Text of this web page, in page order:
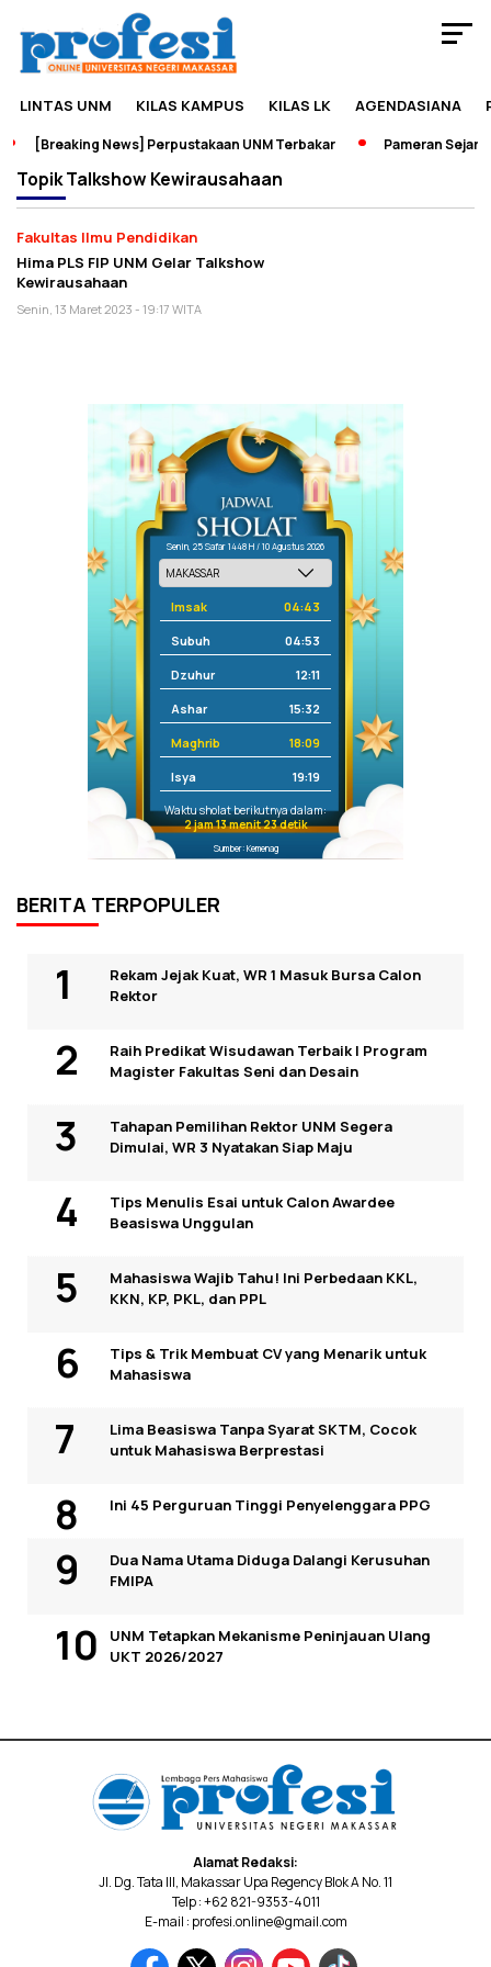
LINTAS UNM KILAS KAMPUS KILAS LK AGENDASIANA
[Breaking News] Perpustakaan UNM Terbakar Pameran
TopikTalkshow Kewirausahaan
Fakultas Ilmu Pendidikan
Hima PLS FIP UNM Gelar Talkshow
Kewirausahaan
Senin, 13 Maret 2023 - 19:17 WITA
Senin, 25 Safar 1448 H / 10 Agustus 2026
Imsak 04:43
Subuh 04:53
Dzuhur 12:11
Ashar 15:32
Maghrib 18:09
Isya 19:19
Waktu sholat berikutnya dalam:
2 jam 13 menit 23 detik
Sumber: Kemenag
BERITA TERPOPULER
Rekam Jejak Kuat, WR 1 Masuk Bursa Calon
Rektor
Raih Predikat Wisudawan Terbaik I Program
Magister Fakultas Seni dan Desain
Tahapan Pemilihan Rektor UNM Segera
Dimulai, WR 3 Nyatakan Siap Maju
Tips Menulis Esai untuk Calon Awardee
Beasiswa Unggulan
Mahasiswa Wajib Tahu! Ini Perbedaan KKL,
KKN, KP, PKL, dan PPL
Tips & Trik Membuat CV yang Menarik untuk
Mahasiswa
Lima Beasiswa Tanpa Syarat SKTM, Cocok
untuk Mahasiswa Berprestasi
Ini 45 Perguruan Tinggi Penyelenggara PPG
Dua Nama Utama Diduga Dalangi Kerusuhan
FMIPA
UNM Tetapkan Mekanisme Peninjauan Ulang
UKT 2026/2027
Alamat Redaksi:
Jl. Dg. Tata III, Makassar Upa Regency Blok A No. 11
Telp : +62 821-9353-4011
E-mail : profesi.online@gmail.com